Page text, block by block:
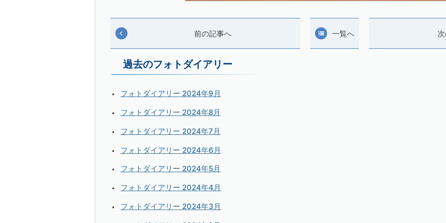
前の記事へ 一覧へ
過去のフォトダイアリー
フォトダイアリー 2024年9月
フォトダイアリー 2024年8月
フォトダイアリー 2024年7月
フォトダイアリー 2024年6月
フォトダイアリー 2024年5月
フォトダイアリー 2024年4月
フォトダイアリー 2024年3月